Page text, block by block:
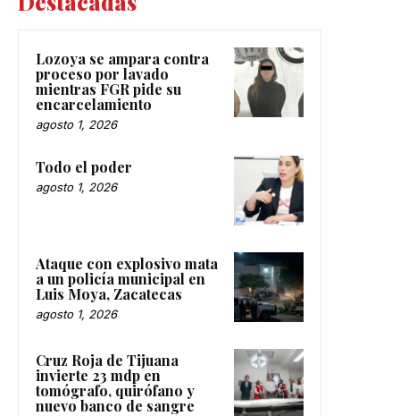
Lozoya se ampara contra
proceso por lavado
mientras FGR pide su
encarcelamiento
agosto 1, 2026
Todo el poder
agosto 1, 2026
Ataque con explosivo mata
a un policía municipal en
Luis Moya, Zacatecas
agosto 1, 2026
Cruz Roja de Tijuana
invierte 23 mdp en
tomógrafo, quirófano y
nuevo banco de sangre